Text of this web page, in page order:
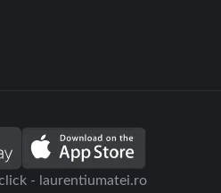
- laurentiumatei.ro